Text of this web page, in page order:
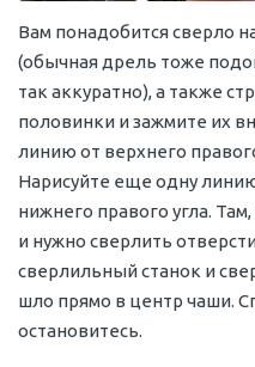
Вам понадобится сверло
(обычная дрель тоже
так аккуратно), а также
половинки и зажмите их
линию от верхнего
Нарисуйте еще одну
нижнего правого угла.
и нужно сверлить
сверлильный станок и
шло прямо в центр чаши.
остановитесь.